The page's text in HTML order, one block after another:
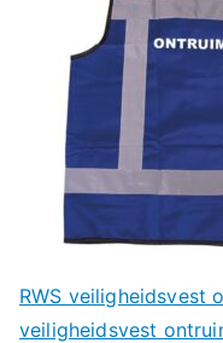
RWS veiligheidsvest
veiligheidsvest